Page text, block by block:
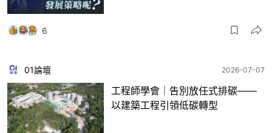
6
01論壇 2026-07-07
工程師學會｜告別放任式排碳——
以建築工程引領低碳轉型